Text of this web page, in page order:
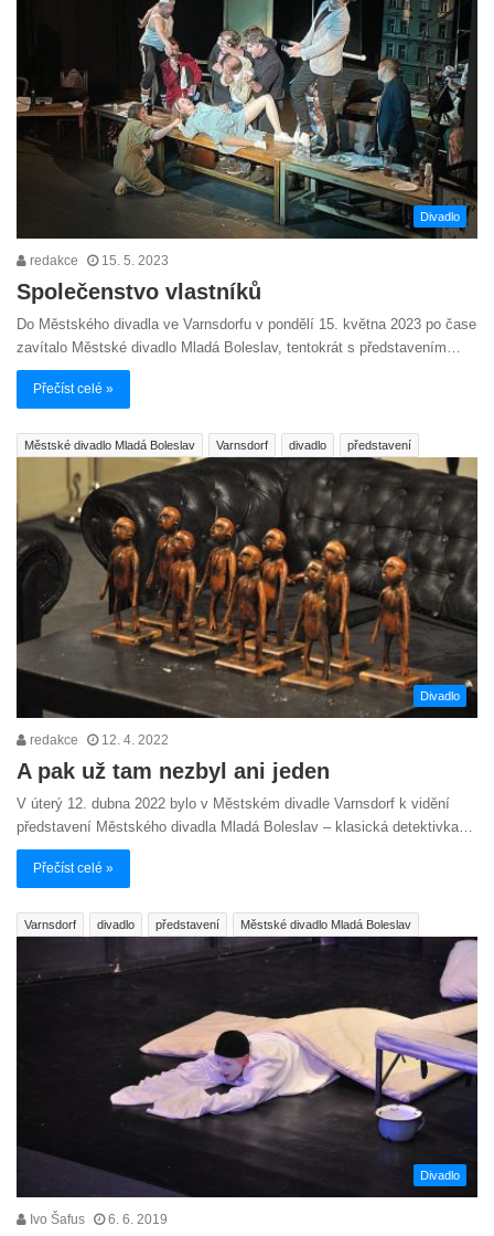
Divadlo
redakce 15. 5. 2023
Společenstvo vlastníků
Do Městského divadla ve Varnsdorfu v pondělí 15. května 2023 po čase
zavítalo Městské divadlo Mladá Boleslav, tentokrát s představením…
Přečíst celé »
Městské divadlo Mladá Boleslav Varnsdorf divadlo představení
Divadlo
redakce 12. 4. 2022
A pak už tam nezbyl ani jeden
V úterý 12. dubna 2022 bylo v Městském divadle Varnsdorf k vidění
představení Městského divadla Mladá Boleslav – klasická detektivka…
Přečíst celé »
Varnsdorf divadlo představení Městské divadlo Mladá Boleslav
Divadlo
Ivo Šafus 6. 6. 2019